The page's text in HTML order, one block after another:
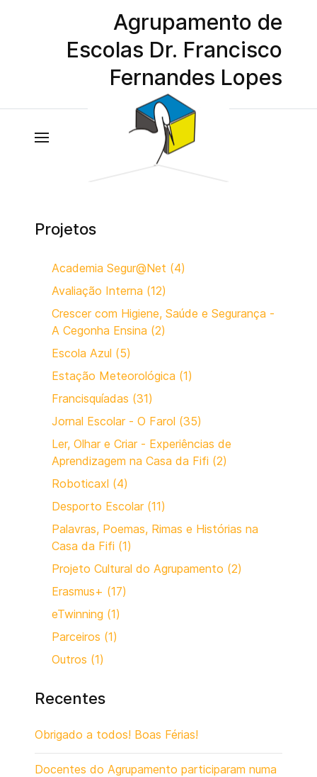
Agrupamento de
Escolas Dr. Francisco
Fernandes Lopes
Projetos
Academia Segur@Net (4)
Avaliação Interna (12)
Crescer com Higiene, Saúde e Segurança -
A Cegonha Ensina (2)
Escola Azul (5)
Estação Meteorológica (1)
Francisquíadas (31)
Jornal Escolar - O Farol (35)
Ler, Olhar e Criar - Experiências de
Aprendizagem na Casa da Fifi (2)
Roboticaxl (4)
Desporto Escolar (11)
Palavras, Poemas, Rimas e Histórias na
Casa da Fifi (1)
Projeto Cultural do Agrupamento (2)
Erasmus+ (17)
eTwinning (1)
Parceiros (1)
Outros (1)
Recentes
Obrigado a todos! Boas Férias!
Docentes do Agrupamento participaram numa